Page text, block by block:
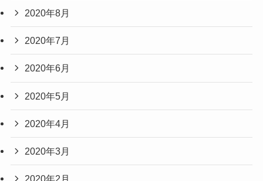
2020年8月
2020年7月
2020年6月
2020年5月
2020年4月
2020年3月
2020年2月